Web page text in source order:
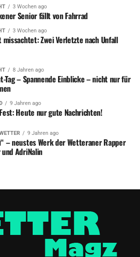
3 Wochen ago
Senior fällt von Fahrrad
3 Wochen ago
missachtet: Zwei Verletzte nach Unfall
8 Jahren ago
Tag – Spannende Einblicke – nicht nur für
9 Jahren ago
Heute nur gute Nachrichten!
9 Jahren ago
– neustes Werk der Wetteraner Rapper
AdriNalin